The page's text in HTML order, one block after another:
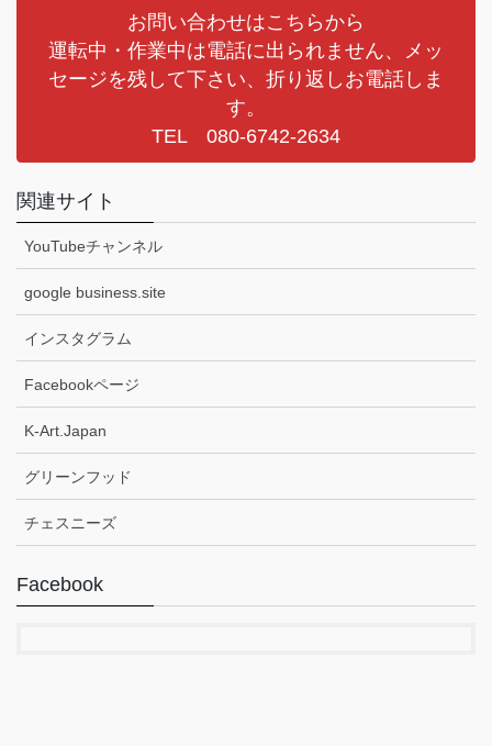
お問い合わせはこちらから
運転中・作業中は電話に出られません、メッ
セージを残して下さい、折り返しお電話しま
す。
TEL 080-6742-2634
関連サイト
YouTubeチャンネル
google business.site
インスタグラム
Facebookページ
K-Art.Japan
グリーンフッド
チェスニーズ
Facebook